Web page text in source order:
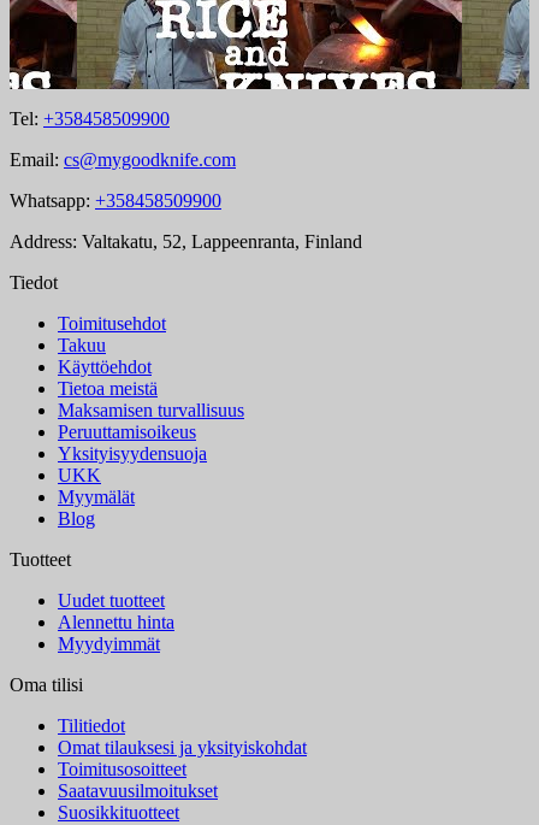
Tel: +358458509900
Email: cs@mygoodknife.com
Whatsapp: +358458509900
Address: Valtakatu, 52, Lappeenranta, Finland
Tiedot
Toimitusehdot
Takuu
Käyttöehdot
Tietoa meistä
Maksamisen turvallisuus
Peruuttamisoikeus
Yksityisyydensuoja
UKK
Myymälät
Blog
Tuotteet
Uudet tuotteet
Alennettu hinta
Myydyimmät
Oma tilisi
Tilitiedot
Omat tilauksesi ja yksityiskohdat
Toimitusosoitteet
Saatavuusilmoitukset
Suosikkituotteet